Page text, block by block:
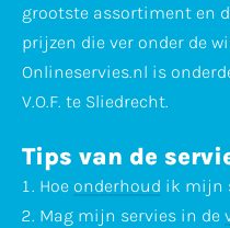
grootste assortiment en
prijzen die ver onder de
Onlineservies.nl is
V.O.F. te Sliedrecht.
Tips van de
Hoe onderhoud ik mijn
Mag mijn servies in de